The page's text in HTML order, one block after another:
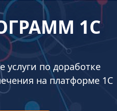
1С
по доработке
на платформе 1С